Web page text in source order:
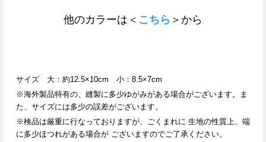
他のカラーは＜ こちら ＞から
サイズ 大：約12.5×10cm 小：8.5×7cm
※海外製品特有の、縫製に多少ゆがみがある場合がございます。ま
た、サイズには多少の誤差がございます。
※検品は厳重に行なっておりますが、ごくまれに 生地の性質上、端
に多少ほつれがある場合が ございますのでご了承ください。